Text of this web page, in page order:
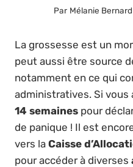
Par Mélanie Bernard
La grossesse est un
peut aussi être source
notamment en ce qui
administratives. Si vous
14 semaines pour
de panique ! Il est
vers la Caisse
pour accéder à diverses